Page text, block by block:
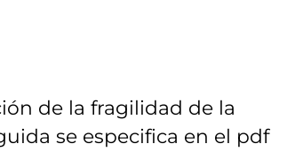
de la fragilidad de la
se especifica en el pdf